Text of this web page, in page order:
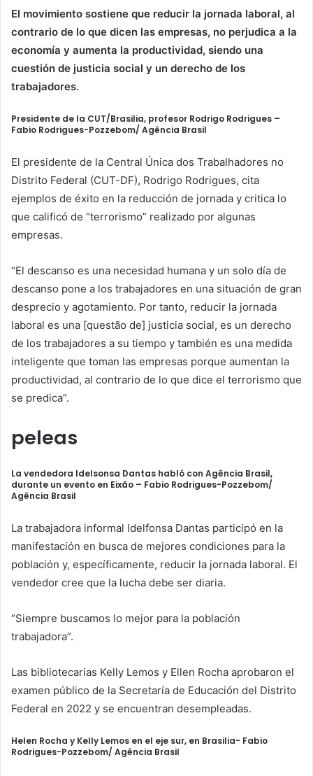
El movimiento sostiene que reducir la jornada laboral, al
contrario de lo que dicen las empresas, no perjudica a la
economía y aumenta la productividad, siendo una
cuestión de justicia social y un derecho de los
trabajadores.
Presidente de la CUT/Brasilia, profesor Rodrigo Rodrigues –
Fabio Rodrigues-Pozzebom/ Agência Brasil
El presidente de la Central Única dos Trabalhadores no
Distrito Federal (CUT-DF), Rodrigo Rodrigues, cita
ejemplos de éxito en la reducción de jornada y critica lo
que calificó de “terrorismo” realizado por algunas
empresas.
“El descanso es una necesidad humana y un solo día de
descanso pone a los trabajadores en una situación de gran
desprecio y agotamiento. Por tanto, reducir la jornada
laboral es una [questão de] justicia social, es un derecho
de los trabajadores a su tiempo y también es una medida
inteligente que toman las empresas porque aumentan la
productividad, al contrario de lo que dice el terrorismo que
se predica”.
peleas
La vendedora Idelsonsa Dantas habló con Agência Brasil,
durante un evento en Eixão – Fabio Rodrigues-Pozzebom/
Agência Brasil
La trabajadora informal Idelfonsa Dantas participó en la
manifestación en busca de mejores condiciones para la
población y, específicamente, reducir la jornada laboral. El
vendedor cree que la lucha debe ser diaria.
“Siempre buscamos lo mejor para la población
trabajadora”.
Las bibliotecarias Kelly Lemos y Ellen Rocha aprobaron el
examen público de la Secretaría de Educación del Distrito
Federal en 2022 y se encuentran desempleadas.
Helen Rocha y Kelly Lemos en el eje sur, en Brasilia- Fabio
Rodrigues-Pozzebom/ Agência Brasil